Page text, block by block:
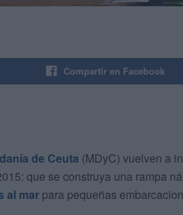
Compartir en Facebook
de Ceuta (MDyC) vuelven a
que se construya una rampa
al mar para pequeñas